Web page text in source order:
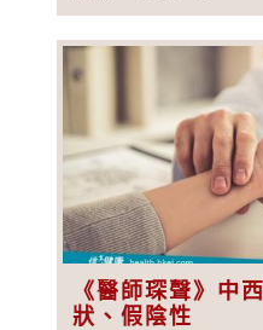
《醫師琛聲》中
狀、假陰性